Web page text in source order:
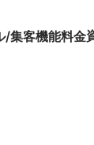
/集客機能料金